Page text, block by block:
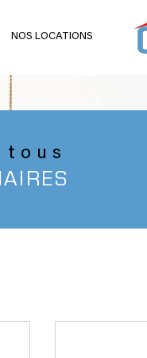
NOS LOCATIONS
Louer
tous